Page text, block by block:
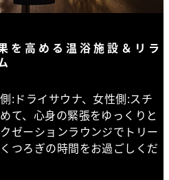
を高める温浴施設＆リラ
:ドライサウナ、女性側:スチ
て、心身の緊張をゆっくりと
ゼーションラウンジでトリー
つろぎの時間をお過ごしくだ